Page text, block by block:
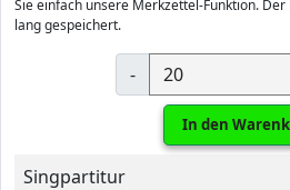
Sie einfach unsere Merkzettel-Funktion.
lang gespeichert.
-
In den
Singpartitur